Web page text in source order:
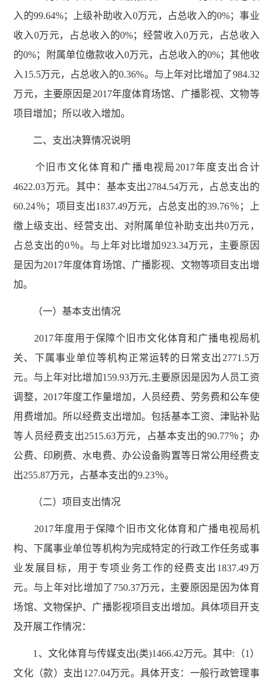
入的99.64%；上级补助收入0万元，占总收入的0%；事业
收入0万元，占总收入的0%；经营收入0万元，占总收入
的0%；附属单位缴款收入0万元，占总收入的0%；其他收
入15.5万元，占总收入的0.36%。与上年对比增加了984.32
万元，主要原因是2017年度体育场馆、广播影视、文物等
项目增加；所以收入增加。
二、支出决算情况说明
个旧市文化体育和广播电视局2017年度支出合计
4622.03万元。其中：基本支出2784.54万元，占总支出的
60.24％；项目支出1837.49万元，占总支出的39.76％；上
缴上级支出、经营支出、对附属单位补助支出共0万元，
占总支出的0％。与上年对比增加923.34万元，主要原因
是因为2017年度体育场馆、广播影视、文物等项目支出增
加。
（一）基本支出情况
2017年度用于保障个旧市文化体育和广播电视局机
关、下属事业单位等机构正常运转的日常支出2771.5万
元。与上年对比增加159.93万元,主要原因是因为人员工资
调整，2017年度工作量增加，人员经费、劳务费和公车使
用费增加。所以经费支出增加。包括基本工资、津贴补贴
等人员经费支出2515.63万元，占基本支出的90.77％；办
公费、印刷费、水电费、办公设备购置等日常公用经费支
出255.87万元，占基本支出的9.23％。
（二）项目支出情况
2017年度用于保障个旧市文化体育和广播电视局机
构、下属事业单位等机构为完成特定的行政工作任务或事
业发展目标，用于专项业务工作的经费支出1837.49万
元。与上年对比增加了750.37万元，主要原因是因为体育
场馆、文物保护、广播影视项目支出增加。具体项目开支
及开展工作情况：
1、文化体育与传媒支出(类)1466.42万元。其中:（1）
文化（款）支出127.04万元。具体开支：一般行政管理事